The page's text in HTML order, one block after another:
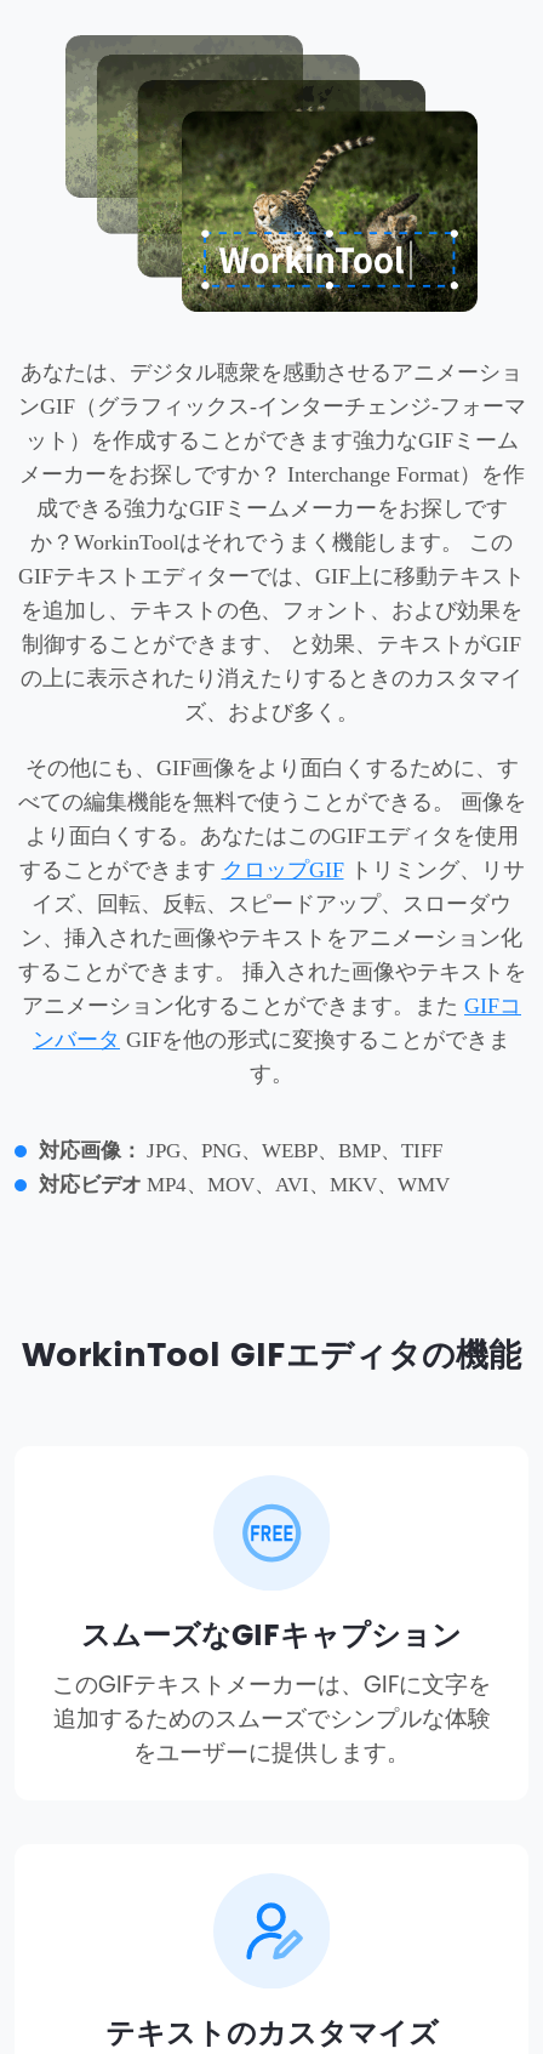
あなたは、デジタル聴衆を感動させるアニメーショ
ンGIF（グラフィックス-インターチェンジ-フォーマ
ット）を作成することができます強力なGIFミーム
メーカーをお探しですか？ Interchange Format）を作
成できる強力なGIFミームメーカーをお探しです
か？WorkinToolはそれでうまく機能します。 この
GIFテキストエディターでは、GIF上に移動テキスト
を追加し、テキストの色、フォント、および効果を
制御することができます、 と効果、テキストがGIF
の上に表示されたり消えたりするときのカスタマイ
ズ、および多く。
その他にも、GIF画像をより面白くするために、す
べての編集機能を無料で使うことができる。 画像を
より面白くする。あなたはこのGIFエディタを使用
することができます クロップGIFトリミング、リサ
イズ、回転、反転、スピードアップ、スローダウ
ン、挿入された画像やテキストをアニメーション化
することができます。 挿入された画像やテキストを
アニメーション化することができます。また GIFコ
ンバータ GIFを他の形式に変換することができま
す。
対応画像： JPG、PNG、WEBP、BMP、TIFF
対応ビデオ MP4、MOV、AVI、MKV、WMV
WorkinTool GIFエディタの機能
スムーズなGIFキャプション
このGIFテキストメーカーは、GIFに文字を
追加するためのスムーズでシンプルな体験
をユーザーに提供します。
テキストのカスタマイズ